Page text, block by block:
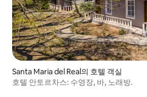
Santa Maria del Real의 호텔 객실
호텔 안토르차스: 수영장, 바, 노래방.